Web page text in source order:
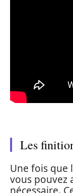
Les
Une fois que
vous pouvez